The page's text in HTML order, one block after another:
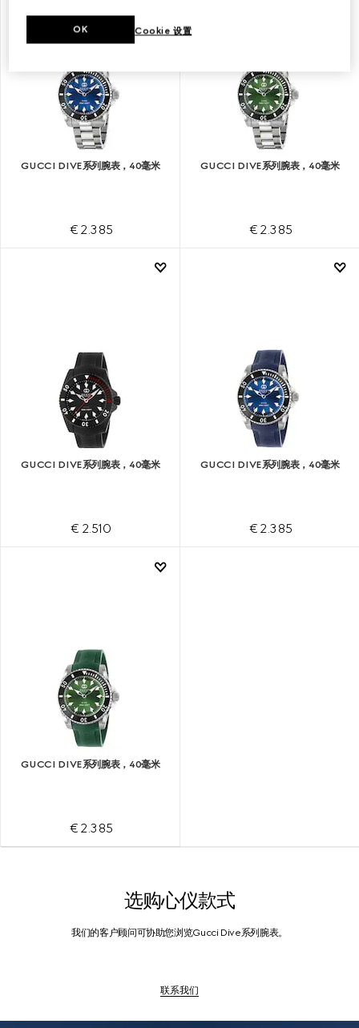
GUCCI DIVE系列腕表，40毫米
€ 2.385
GUCCI DIVE系列腕表，40毫米
€ 2.385
GUCCI DIVE系列腕表，40毫米
€ 2.510
GUCCI DIVE系列腕表，40毫米
€ 2.385
GUCCI DIVE系列腕表，40毫米
€ 2.385
选购心仪款式
我们的客户顾问可协助您浏览Gucci Dive系列腕表。
联系我们
Cookie 设置
OK